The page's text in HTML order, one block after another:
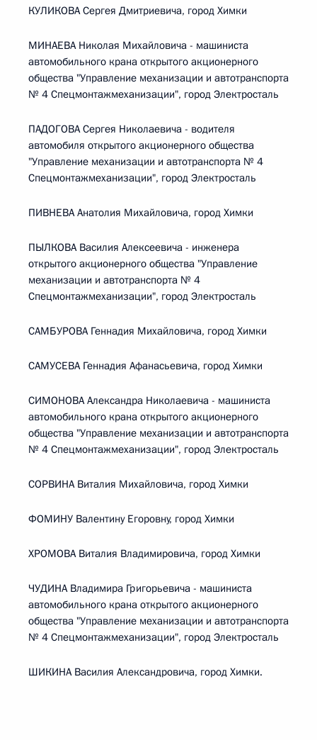
КУЛИКОВА Сергея Дмитриевича, город Химки
МИНАЕВА Николая Михайловича - машиниста
автомобильного крана открытого акционерного
общества "Управление механизации и автотранспорта
№ 4 Спецмонтажмеханизации", город Электросталь
ПАДОГОВА Сергея Николаевича - водителя
автомобиля открытого акционерного общества
"Управление механизации и автотранспорта № 4
Спецмонтажмеханизации", город Электросталь
ПИВНЕВА Анатолия Михайловича, город Химки
ПЫЛКОВА Василия Алексеевича - инженера
открытого акционерного общества "Управление
механизации и автотранспорта № 4
Спецмонтажмеханизации", город Электросталь
САМБУРОВА Геннадия Михайловича, город Химки
САМУСЕВА Геннадия Афанасьевича, город Химки
СИМОНОВА Александра Николаевича - машиниста
автомобильного крана открытого акционерного
общества "Управление механизации и автотранспорта
№ 4 Спецмонтажмеханизации", город Электросталь
СОРВИНА Виталия Михайловича, город Химки
ФОМИНУ Валентину Егоровну, город Химки
ХРОМОВА Виталия Владимировича, город Химки
ЧУДИНА Владимира Григорьевича - машиниста
автомобильного крана открытого акционерного
общества "Управление механизации и автотранспорта
№ 4 Спецмонтажмеханизации", город Электросталь
ШИКИНА Василия Александровича, город Химки.